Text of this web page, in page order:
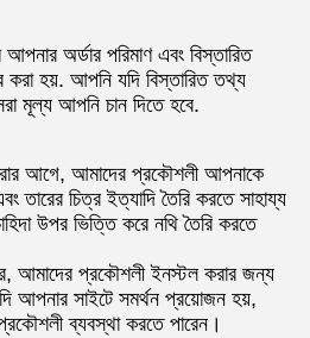
অর্ডার পরিমাণ এবং বিস্তারিত
হয়. আপনি যদি বিস্তারিত তথ্য
মূল্য আপনি চান দিতে হবে.
আগে, আমাদের প্রকৌশলী আপনাকে
চিত্র ইত্যাদি তৈরি করতে সাহায্য
উপর ভিত্তি করে নথি তৈরি করতে
আমাদের প্রকৌশলী ইনস্টল করার জন্য
আপনার সাইটে সমর্থন প্রয়োজন হয়,
ব্যবস্থা করতে পারেন।